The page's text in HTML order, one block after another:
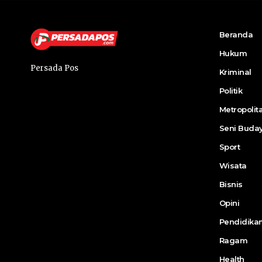
Persada Pos
Beranda
Hukum
Kriminal
Politik
Seni
Sport
Wisata
Bisnis
Opini
Ragam
Health